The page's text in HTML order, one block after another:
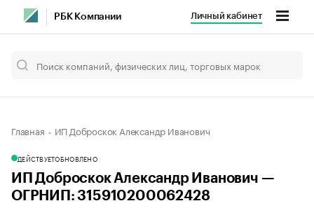
РБК Компании Личный кабинет
Главная ИП Доброскок Александр Иванович
ДЕЙСТВУЕТОБНОВЛЕНО
ИП Доброскок Александр Иванович —
ОГРНИП: 315910200062428